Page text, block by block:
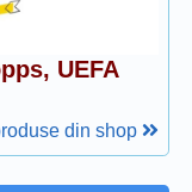
UEFA
din shop